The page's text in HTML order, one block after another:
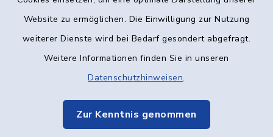
Website zu ermöglichen. Die Einwilligung zur Nutzung
weiterer Dienste wird bei Bedarf gesondert abgefragt.
Weitere Informationen finden Sie in unseren
Datenschutzhinweisen.
Zur Kenntnis genommen
Datenschutz
Elektronische Kommunikation